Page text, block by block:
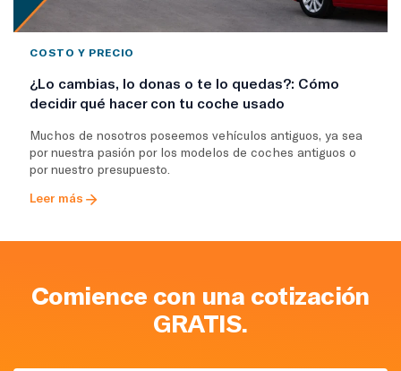
COSTO Y PRECIO
¿Lo cambias, lo donas o te lo quedas?: Cómo
decidir qué hacer con tu coche usado
Muchos de nosotros poseemos vehículos antiguos, ya sea
por nuestra pasión por los modelos de coches antiguos o
por nuestro presupuesto.
Leer más
Comience con una cotización
GRATIS.